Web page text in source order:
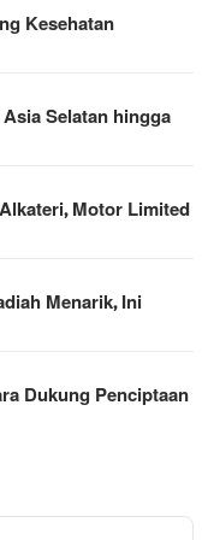
Kesehatan
Selatan hingga
Motor Limited
Menarik, Ini
Dukung Penciptaan